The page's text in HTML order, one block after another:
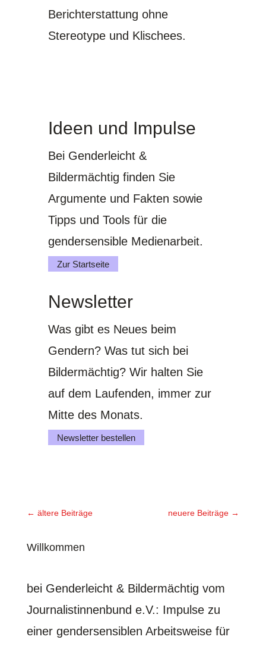
Berichterstattung ohne
Stereotype und Klischees.
Ideen und Impulse
Bei Genderleicht &
Bildermächtig finden Sie
Argumente und Fakten sowie
Tipps und Tools für die
gendersensible Medienarbeit.
Zur Startseite
Newsletter
Was gibt es Neues beim
Gendern? Was tut sich bei
Bildermächtig? Wir halten Sie
auf dem Laufenden, immer zur
Mitte des Monats.
Newsletter bestellen
← ältere Beiträge neuere Beiträge →
Willkommen
bei Genderleicht & Bildermächtig vom
Journalistinnenbund e.V.: Impulse zu
einer gendersensiblen Arbeitsweise für